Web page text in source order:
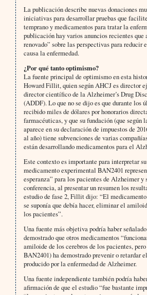
La publicación describe nuevas donaciones
iniciativas para desarrollar pruebas que
temprano y medicamentos para tratar la
publicación hay varios anuncios recientes
renovado” sobre las perspectivas para reducir
causa la enfermedad.
¿Por qué tanto optimismo?
La fuente principal de optimismo en esta
Howard Fillit, quien según AHCJ es director
director científico de la Alzheimer’s Drug
(ADDF). Lo que no se dijo es que durante los
recibido miles de dólares por honorarios
farmacéuticas, y que su fundación (que según
aparece en su declaración de impuestos de
al año) tiene subvenciones de varias
están desarrollando medicamentos para el
Este contexto es importante para interpretar
medicamento experimental BAN2401
esperanza” para los pacientes de Alzheimer y
conferencia, al presentar un resumen los
estudio de fase 2, Fillit dijo: “El
se suponía que debía hacer, eliminar el
los pacientes”.
Una fuente más objetiva podría haber
demostrado que otros medicamentos
amiloide de los cerebros de los pacientes,
BAN2401) ha demostrado prevenir o retardar
producido por la enfermedad de Alzheimer.
Una fuente independiente también podría
afirmación de que el estudio “fue bastante